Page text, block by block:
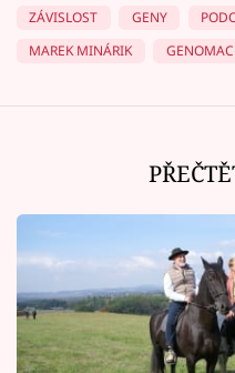
ZÁVISLOST
GENY
MAREK MINÁRIK
GENOMAC